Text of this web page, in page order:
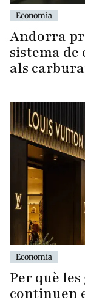
Economia
Andorra
sistema
als
Economia
Per què
continuen